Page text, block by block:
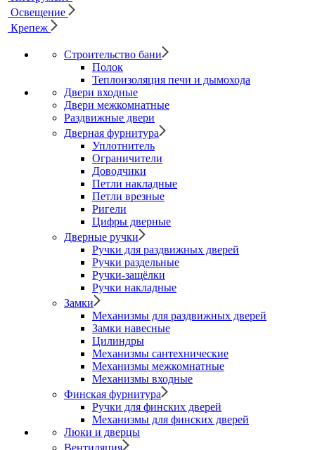
Освещение
Крепеж
Строительство бани
Полок
Теплоизоляция печи и дымохода
Двери входные
Двери межкомнатные
Раздвижные двери
Дверная фурнитура
Уплотнитель
Ограничители
Доводчики
Петли накладные
Петли врезные
Ригели
Цифры дверные
Дверные ручки
Ручки для раздвижных дверей
Ручки раздельные
Ручки-защёлки
Ручки накладные
Замки
Механизмы для раздвижных дверей
Замки навесные
Цилиндры
Механизмы сантехнические
Механизмы межкомнатные
Механизмы входные
Финская фурнитура
Ручки для финских дверей
Механизмы для финских дверей
Люки и дверцы
Вентиляция